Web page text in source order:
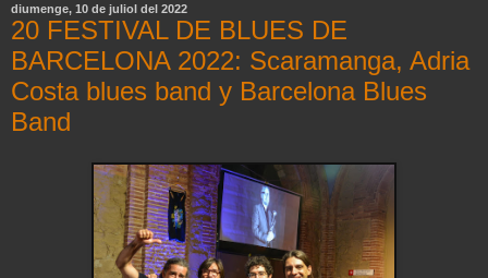
diumenge, 10 de juliol del 2022
20 FESTIVAL DE BLUES DE
BARCELONA 2022: Scaramanga, Adria
Costa blues band y Barcelona Blues
Band